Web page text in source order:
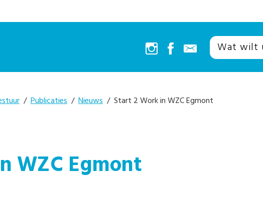
/ Publicaties / Nieuws / Start 2 Work in WZC Egmont
WZC Egmont